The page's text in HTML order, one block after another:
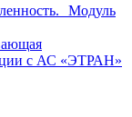
Модуль
с АС «ЭТРАН»